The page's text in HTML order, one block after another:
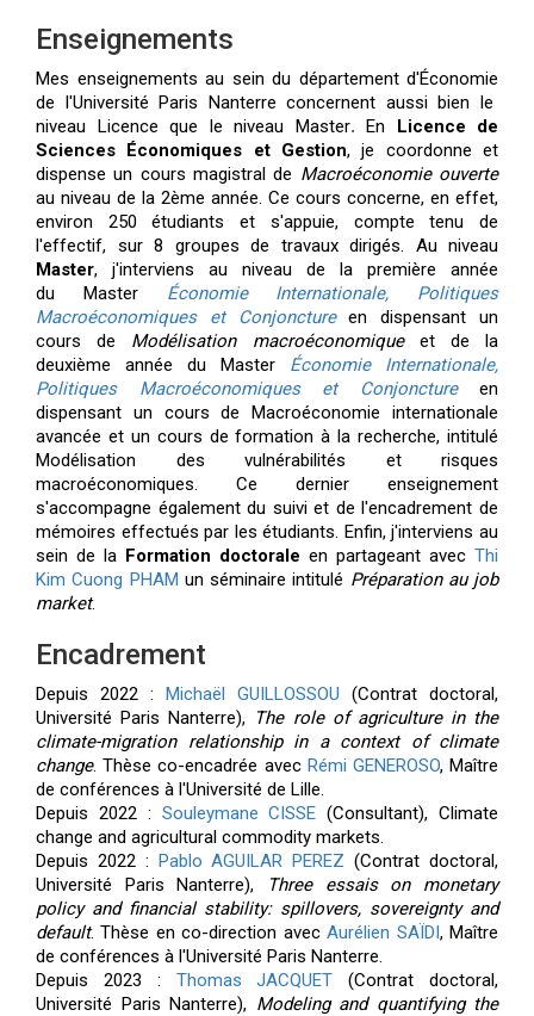
Enseignements
Mes enseignements au sein du département d'Économie
de l'Université Paris Nanterre concernent aussi bien le
niveau Licence que le niveau Master. En Licence de
Sciences Économiques et Gestion, je coordonne et
dispense un cours magistral de Macroéconomie ouverte
au niveau de la 2ème année. Ce cours concerne, en effet,
environ 250 étudiants et s'appuie, compte tenu de
l'effectif, sur 8 groupes de travaux dirigés. Au niveau
Master, j'interviens au niveau de la première année
du Master Économie Internationale, Politiques
Macroéconomiques et Conjonctureen dispensant un
cours de Modélisation macroéconomiqueet de la
deuxième année du Master
Économie Internationale,
Politiques Macroéconomiques et Conjonctureen
dispensant un cours deMacroéconomie internationale
avancée et un cours de formation à la recherche, intitulé
Modélisation des vulnérabilités et risques
macroéconomiques. Ce dernier enseignement
s'accompagne également du suivi et de l'encadrement de
mémoires effectués par les étudiants. Enfin, j'interviens au
sein de la Formation doctorale en partageant avec Thi
Kim Cuong PHAM un séminaire intitulé Préparation au job
market.
Encadrement
Depuis 2022 : Michaël GUILLOSSOU (Contrat doctoral,
Université Paris Nanterre), The role of agriculture in the
climate-migration relationship in a context of climate
change. Thèse co-encadrée avec Rémi GENEROSO, Maître
de conférences à l'Université de Lille.
Depuis 2022 : Souleymane CISSE (Consultant),Climate
change and agricultural commodity markets.
Depuis 2022 : Pablo AGUILAR PEREZ (Contrat doctoral,
Université Paris Nanterre),
Three essais on monetary
policy and financial stability: spillovers, sovereignty and
default. Thèse enco-direction avecAurélien SAÏDI, Maître
de conférences à l'Université Paris Nanterre.
Depuis 2023 : Thomas JACQUET (Contrat doctoral,
Université Paris Nanterre), Modeling and quantifying the